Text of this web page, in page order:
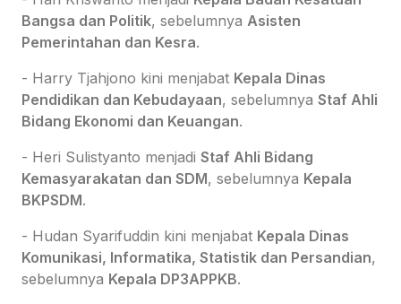
Bangsa dan Politik, sebelumnya Asisten
Pemerintahan dan Kesra.
- Harry Tjahjono kini menjabat Kepala Dinas
Pendidikan dan Kebudayaan, sebelumnya Staf Ahli
Bidang Ekonomi dan Keuangan.
- Heri Sulistyanto menjadi Staf Ahli Bidang
Kemasyarakatan dan SDM, sebelumnya Kepala
BKPSDM.
- Hudan Syarifuddin kini menjabat Kepala Dinas
Komunikasi, Informatika, Statistik dan Persandian,
sebelumnya Kepala DP3APPKB.